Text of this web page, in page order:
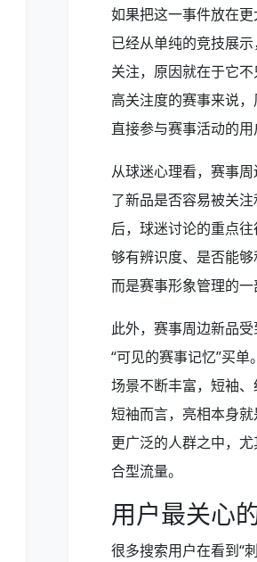
如果把这一事件放在
已经从单纯的竞技展
关注，原因就在于它
高关注度的赛事来说
直接参与赛事活动的用
从球迷心理看，赛事
了新品是否容易被关
后，球迷讨论的重点
够有辨识度、是否能
而是赛事形象管理的
此外，赛事周边新品
“可见的赛事记忆”买
场景不断丰富，短袖
短袖而言，亮相本身
更广泛的人群之中，尤
合型流量。
用户最关心
很多搜索用户在看到“